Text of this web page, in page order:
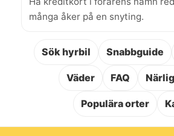
många åker på en snyting.
Sök hyrbil Snabbguide
Väder FAQ
Populära orter